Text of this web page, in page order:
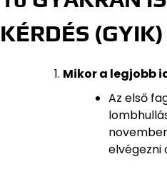
KÉRDÉS
Mikor a legjobb
Az első
elvégezni